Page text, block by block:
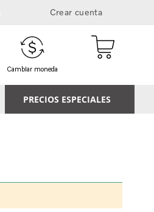
Crear cuenta
Cambiar moneda
PRECIOS ESPECIALES